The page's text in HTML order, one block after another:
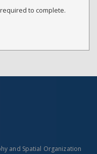
to complete.
and Spatial Organization